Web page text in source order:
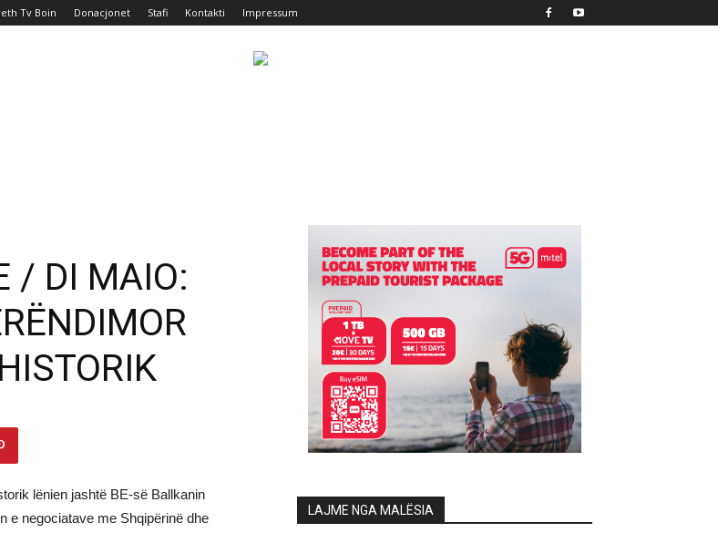
Tv Boin Donacjonet Stafi Kontakti Impressum
/ DI MAIO:
lënien jashtë BE-së Ballkanin
e negociatave me Shqipërinë dhe
LAJME NGA MALËSIA